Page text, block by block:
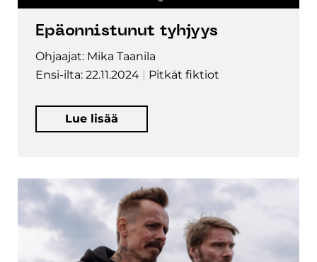
Epäonnistunut tyhjyys
Ohjaajat: Mika Taanila
Ensi-ilta: 22.11.2024
Pitkät fiktiot
Lue lisää